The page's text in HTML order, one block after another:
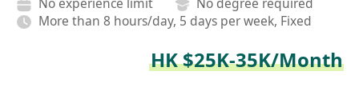
No experience limit
No degree required
More than 8 hours/day, 5 days per week, Fixed
HK $25K-35K/Month